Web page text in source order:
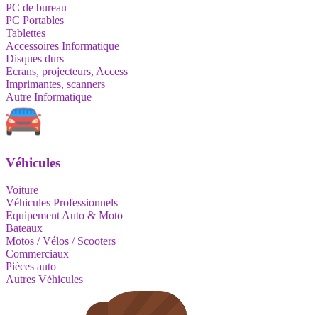
PC de bureau
PC Portables
Tablettes
Accessoires Informatique
Disques durs
Ecrans, projecteurs, Access
Imprimantes, scanners
Autre Informatique
Véhicules
Voiture
Véhicules Professionnels
Equipement Auto & Moto
Bateaux
Motos / Vélos / Scooters
Commerciaux
Pièces auto
Autres Véhicules